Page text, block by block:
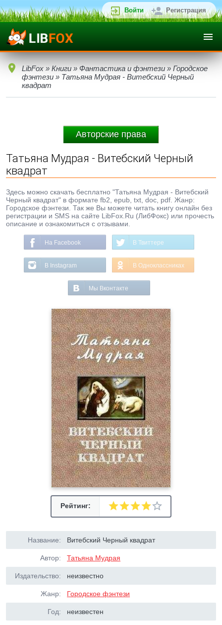
Войти Регистрация
LibFox » Книги » Фантастика и фэнтези » Городское
фэнтези » Татьяна Мудрая - Витебский Черный
квадрат
Авторские права
Татьяна Мудрая - Витебский Черный
квадрат
Здесь можно скачать бесплатно "Татьяна Мудрая - Витебский
Черный квадрат" в формате fb2, epub, txt, doc, pdf. Жанр:
Городское фэнтези. Так же Вы можете читать книгу онлайн без
регистрации и SMS на сайте LibFox.Ru (ЛибФокс) или прочесть
описание и ознакомиться с отзывами.
На Facebook В Твиттере
В Instagram В Одноклассниках
Мы Вконтакте
Рейтинг:
Название: Витебский Черный квадрат
Автор: Татьяна Мудрая
Издательство: неизвестно
Жанр: Городское фэнтези
Год: неизвестен